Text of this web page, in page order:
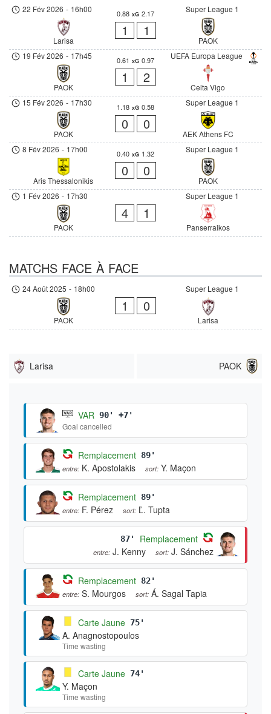
Super League 1
22 Fév 2026 - 16h00
Larisa
0.88 xG 2.17
1 1
PAOK
UEFA Europa League
19 Fév 2026 - 17h45
PAOK
0.61 xG 0.97
1 2
Celta Vigo
Super League 1
15 Fév 2026 - 17h30
PAOK
1.18 xG 0.58
0 0
AEK Athens FC
Super League 1
8 Fév 2026 - 17h00
Aris Thessalonikis
0.40 xG 1.32
0 0
PAOK
Super League 1
1 Fév 2026 - 17h30
PAOK
4 1
Panserraikos
MATCHS FACE À FACE
Super League 1
24 Août 2025 - 18h00
PAOK
1 0
Larisa
Larisa PAOK
VAR 90' +7'
Goal cancelled
Remplacement 89'
entre: K. Apostolakis sort: Y. Maçon
Remplacement 89'
entre: F. Pérez sort: Ľ. Tupta
87' Remplacement
entre: J. Kenny sort: J. Sánchez
Remplacement 82'
entre: S. Mourgos sort: Á. Sagal Tapia
Carte Jaune 75'
A. Anagnostopoulos
Time wasting
Carte Jaune 74'
Y. Maçon
Time wasting